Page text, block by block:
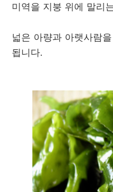
미역을 지붕 위에 말리
넓은 아량과 아랫사람
됩니다.